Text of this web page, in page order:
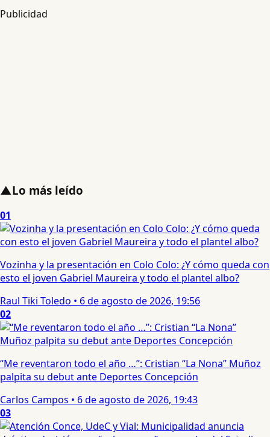
Publicidad
▲Lo más leído
01
Vozinha y la presentación en Colo Colo: ¿Y cómo queda con
esto el joven Gabriel Maureira y todo el plantel albo?
Raul Tiki Toledo • 6 de agosto de 2026, 19:56
02
“Me reventaron todo el año …”: Cristian “La Nona” Muñoz
palpita su debut ante Deportes Concepción
Carlos Campos • 6 de agosto de 2026, 19:43
03